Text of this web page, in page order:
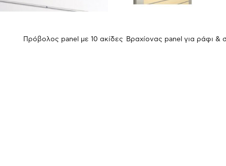
Πρόβολος panel με 10 ακίδες